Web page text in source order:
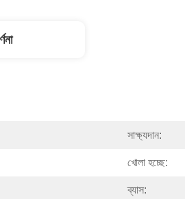
সাক্ষ্যদান:
খোলা হচ্ছে:
ব্যাস: